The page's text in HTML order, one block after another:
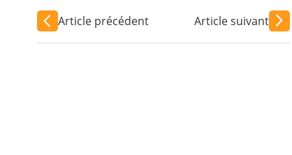
Article précédent Article suivant